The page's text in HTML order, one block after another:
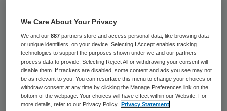
Guido van de Logt per 1 februari 2018
benoemd als CFO. Hij zal samen met Marco
Meerdink (CEO) de raad van bestuur van de
organisatie vormen.
Guido van de Logt is een ervaren
bestuurder in de zorg. Opgeleid als
We Care About Your Privacy
We and our887 partners store and access personal data, like browsing data
or unique identifiers, on your device. Selecting I Accept enables tracking
technologies to support the purposes shown under we and our partners
process data to provide. Selecting Reject All or withdrawing your consent will
disable them. If trackers are disabled, some content and ads you see may not
be as relevant to you. You can resurface this menu to change your choices or
withdraw consent at any time by clicking the Manage Preferences link on the
bottom of the webpage. Your choices will have effect within our Website. For
more details, refer to our Privacy Policy.
Privacy Statement